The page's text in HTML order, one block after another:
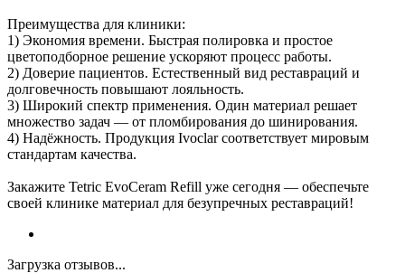
Преимущества для клиники:
1) Экономия времени. Быстрая полировка и простое
цветоподборное решение ускоряют процесс работы.
2) Доверие пациентов. Естественный вид реставраций и
долговечность повышают лояльность.
3) Широкий спектр применения. Один материал решает
множество задач — от пломбирования до шинирования.
4) Надёжность. Продукция Ivoclar соответствует мировым
стандартам качества.
Закажите Tetric EvoCeram Refill уже сегодня — обеспечьте
своей клинике материал для безупречных реставраций!
Загрузка отзывов...